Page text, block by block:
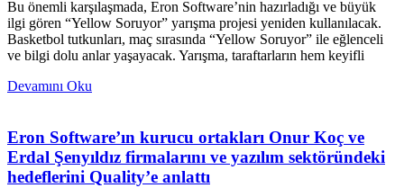
Bu önemli karşılaşmada, Eron Software’nin hazırladığı ve büyük
ilgi gören “Yellow Soruyor” yarışma projesi yeniden kullanılacak.
Basketbol tutkunları, maç sırasında “Yellow Soruyor” ile eğlenceli
ve bilgi dolu anlar yaşayacak. Yarışma, taraftarların hem keyifli
Devamını Oku
Eron Software’ın kurucu ortakları Onur Koç ve
Erdal Şenyıldız firmalarını ve yazılım sektöründeki
hedeflerini Quality’e anlattı